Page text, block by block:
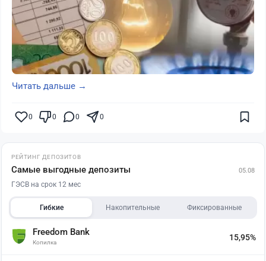
Читать дальше →
0 0 0 0
РЕЙТИНГ ДЕПОЗИТОВ
Самые выгодные депозиты 05.08
ГЭСВ на срок 12 мес
Гибкие Накопительные Фиксированные
Freedom Bank
Копилка
15,95%